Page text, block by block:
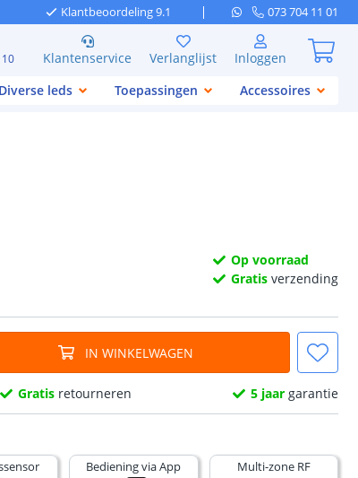
Klantbeoordeling 9.1 073 704 11 01
Klantenservice Verlanglijst
Inloggen
Diverse leds Toepassingen Accessoires
Op voorraad
Gratis verzending
IN WINKELWAGEN
Gratis retourneren 5 jaargarantie
Bediening via App Multi-zone RF